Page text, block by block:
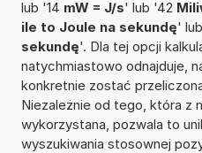
lub '14 mW = J/s' lub '42
ile to Joule na sekundę'
sekundę'. Dla tej opcji
natychmiastowo odnajduje,
konkretnie zostać
Niezależnie od tego, która z
wykorzystana, pozwala to
wyszukiwania stosownej